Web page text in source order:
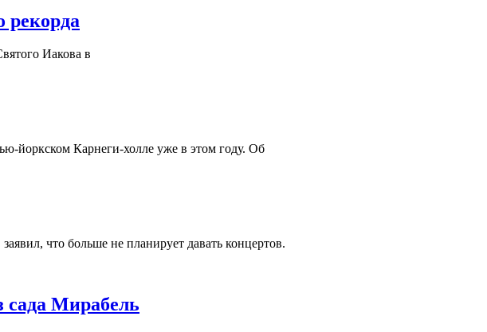
рекорда
Иакова в
йоркском Карнеги-холле уже в этом году. Об
что больше не планирует давать концертов.
сада Мирабель